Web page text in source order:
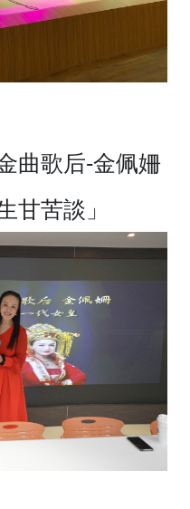
曲歌后-金佩姍
甘苦談」